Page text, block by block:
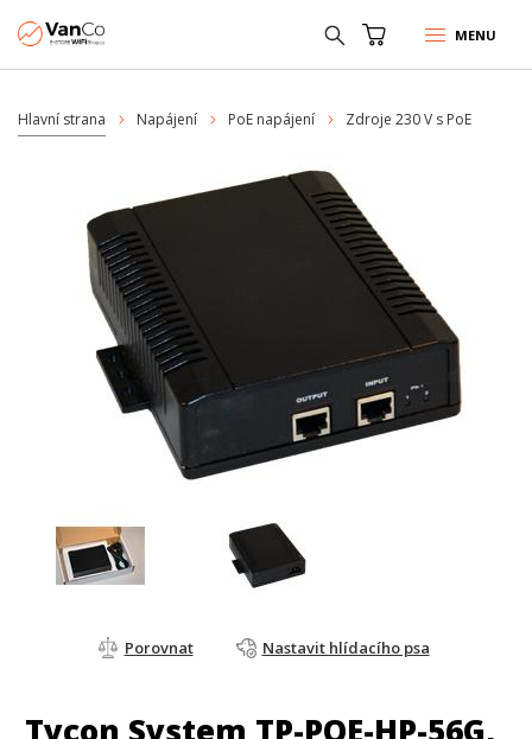
MENU
Hlavní strana Napájení PoE napájení Zdroje 230 V s PoE
Porovnat Nastavit hlídacího psa